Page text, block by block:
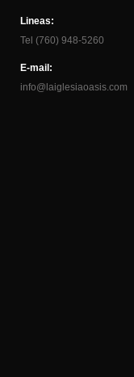
Lineas:
Tel (760) 948-5260
E-mail:
info@laiglesiaoasis.com